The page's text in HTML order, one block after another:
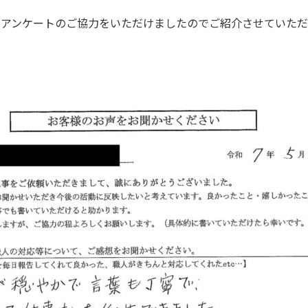
ンケートのご協力をいただけましたのでご紹介させていた